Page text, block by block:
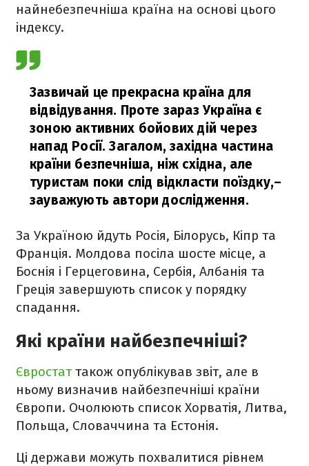
найнебезпечніша країна на основі цього
індексу.
Зазвичай це прекрасна країна для
відвідування. Проте зараз Україна є
зоною активних бойових дій через
напад Росії. Загалом, західна частина
країни безпечніша, ніж східна, але
туристам поки слід відкласти поїздку,–
зауважують автори дослідження.
За Україною йдуть Росія, Білорусь, Кіпр та
Франція. Молдова посіла шосте місце, а
Боснія і Герцеговина, Сербія, Албанія та
Греція завершують список у порядку
спадання.
Які країни найбезпечніші?
Євростаттакож опублікував звіт, але в
ньому визначив найбезпечніші країни
Європи. Очолюють список Хорватія, Литва,
Польща, Словаччина та Естонія.
Ці держави можуть похвалитися рівнем